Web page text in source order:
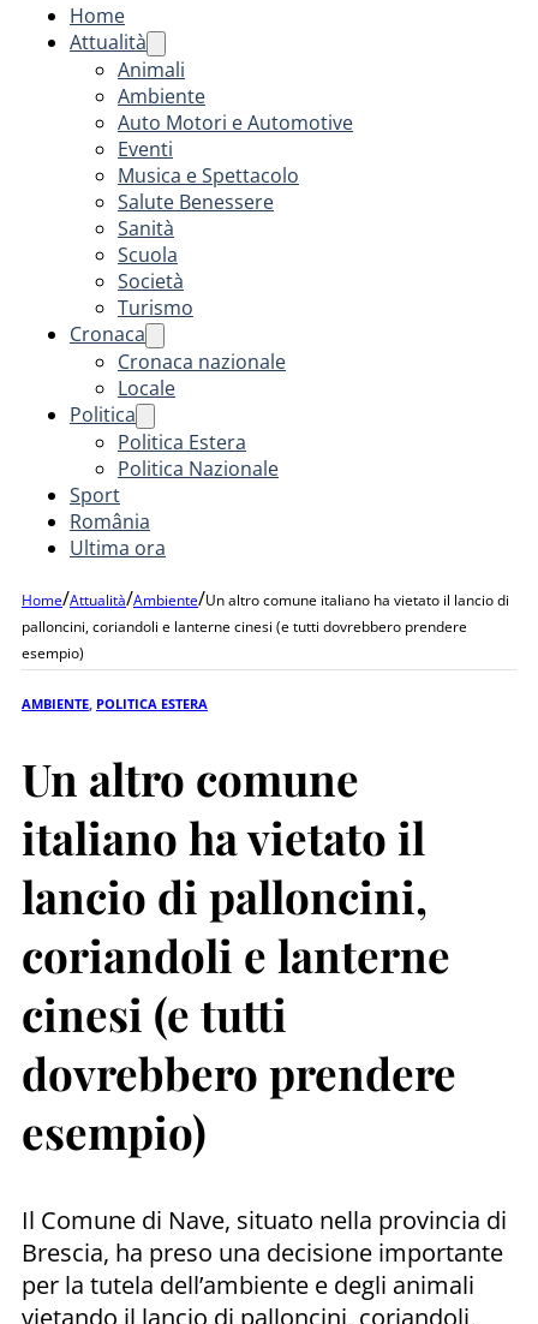
Home
Attualità
Animali
Ambiente
Auto Motori e Automotive
Eventi
Musica e Spettacolo
Salute Benessere
Sanità
Scuola
Società
Turismo
Cronaca
Cronaca nazionale
Locale
Politica
Politica Estera
Politica Nazionale
Sport
România
Ultima ora
Home/Attualità/Ambiente/Un altro comune italiano ha vietato il lancio di
palloncini, coriandoli e lanterne cinesi (e tutti dovrebbero prendere
esempio)
AMBIENTE POLITICA ESTERA
Un altro comune
italiano ha vietato il
lancio di palloncini,
coriandoli e lanterne
cinesi (e tutti
dovrebbero prendere
esempio)
Il Comune di Nave, situato nella provincia di
Brescia, ha preso una decisione importante
per la tutela dell’ambiente e degli animali
vietando il lancio di palloncini, coriandoli,